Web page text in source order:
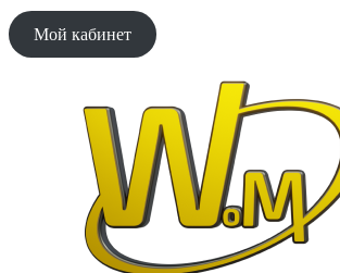
Мой кабинет